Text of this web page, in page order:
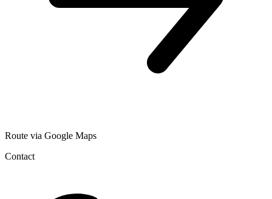
Route via Google Maps
Contact